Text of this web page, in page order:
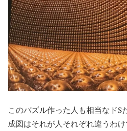
このパズル作った人も相当なドS
成図はそれが人それぞれ違うわ